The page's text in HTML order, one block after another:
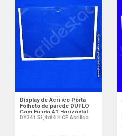
Display de Acrilico Porta
Folheto de parede DUPLO
Com Fundo A1 Horizontal
DY341 59,4x84 H CF Acrilico